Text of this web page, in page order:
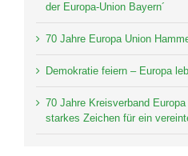
der Europa-Union Bayern´
70 Jahre Europa Union
Demokratie feiern – Europa
70 Jahre Kreisverband
starkes Zeichen für ein